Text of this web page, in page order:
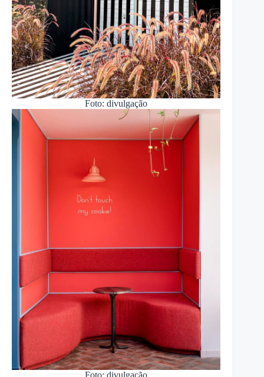
Foto: divulgação
Foto: divulgação